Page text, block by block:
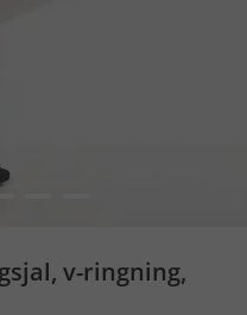
v-ringning,